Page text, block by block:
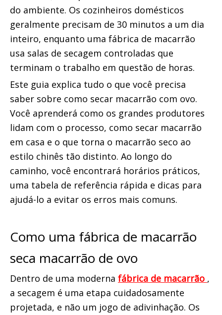
do ambiente. Os cozinheiros domésticos
geralmente precisam de 30 minutos a um dia
inteiro, enquanto uma fábrica de macarrão
usa salas de secagem controladas que
terminam o trabalho em questão de horas.
Este guia explica tudo o que você precisa
saber sobre como secar macarrão com ovo.
Você aprenderá como os grandes produtores
lidam com o processo, como secar macarrão
em casa e o que torna o macarrão seco ao
estilo chinês tão distinto. Ao longo do
caminho, você encontrará horários práticos,
uma tabela de referência rápida e dicas para
ajudá-lo a evitar os erros mais comuns.
Como uma fábrica de macarrão
seca macarrão de ovo
Dentro de uma moderna fábrica de macarrão ,
a secagem é uma etapa cuidadosamente
projetada, e não um jogo de adivinhação. Os